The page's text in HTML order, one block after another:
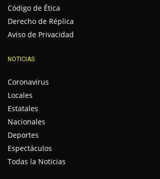
Código de Ética
Derecho de Réplica
Aviso de Privacidad
NOTICIAS
Coronavirus
Locales
Estatales
Nacionales
Deportes
Espectáculos
Todas la Noticias